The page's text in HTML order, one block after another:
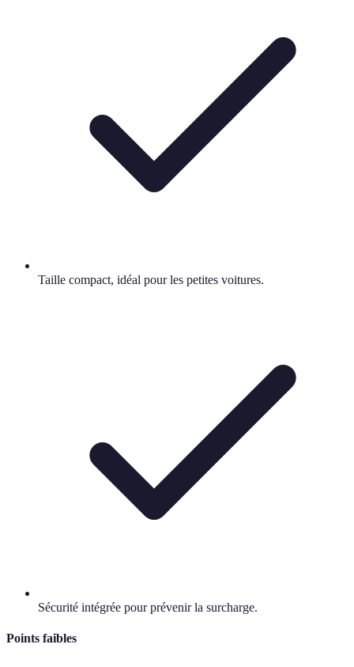
Taille compact, idéal pour les petites voitures.
Sécurité intégrée pour prévenir la surcharge.
Points faibles